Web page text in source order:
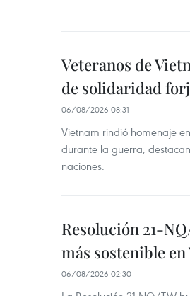
Veteranos de
de solidaridad
06/08/2026 08:31
Vietnam rindió homenaje
durante la guerra,
naciones.
Resolución 21-
más sostenible
06/08/2026 02:30